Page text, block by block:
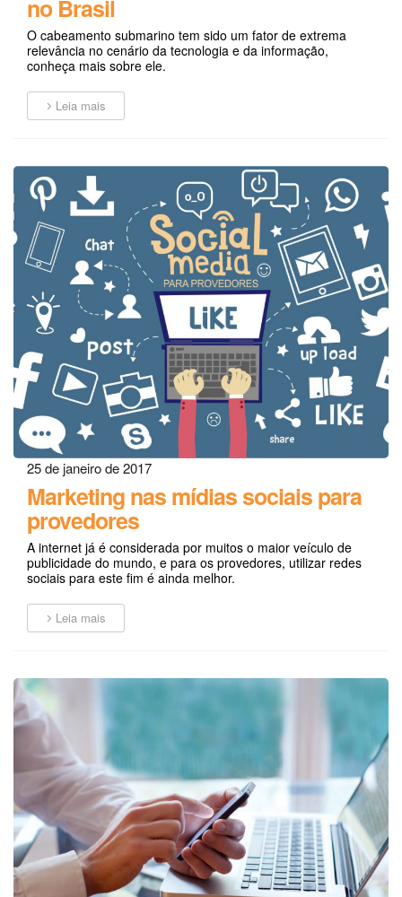
no Brasil
O cabeamento submarino tem sido um fator de extrema
relevância no cenário da tecnologia e da informação,
conheça mais sobre ele.
Leia mais
25 de janeiro de 2017
Marketing nas mídias sociais para
provedores
A internet já é considerada por muitos o maior veículo de
publicidade do mundo, e para os provedores, utilizar redes
sociais para este fim é ainda melhor.
Leia mais